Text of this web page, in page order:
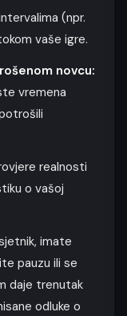
(npr.
vaše igre.
novcu:
vremena
realnosti
o vašoj
imate
pauzu ili se
daje trenutak
odluke o